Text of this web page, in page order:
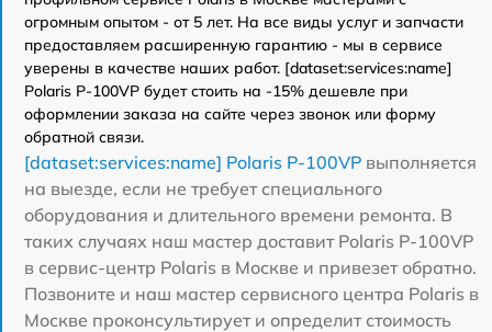
огромным опытом - от 5 лет. На все виды услуг и запчасти
предоставляем расширенную гарантию - мы в сервисе
уверены в качестве наших работ. [dataset:services:name]
Polaris P-100VP будет стоить на -15% дешевле при
оформлении заказа на сайте через звонок или форму
обратной связи.
[dataset:services:name] Polaris P-100VP выполняется
на выезде, если не требует специального
оборудования и длительного времени ремонта. В
таких случаях наш мастер доставит Polaris P-100VP
в сервис-центр Polaris в Москве и привезет обратно.
Позвоните и наш мастер сервисного центра Polaris в
Москве проконсультирует и определит стоимость